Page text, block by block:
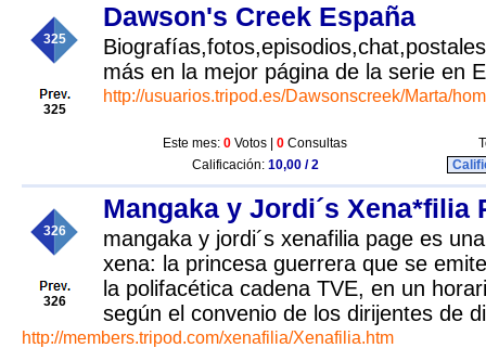
325
325
Dawson's Creek España
más en la mejor página de la serie en
http://usuarios.tripod.es/Dawsonscreek/Marta/
Este mes: 0 Votos | 0 Consultas
Calificación: 10,00 / 2
326
326
Mangaka y Jordi´s Xena*filia
mangaka y jordi´s xenafilia page es
xena: la princesa guerrera que se
la polifacética cadena TVE, en un
según el convenio de los dirijentes de
http://members.tripod.com/xenafilia/Xenafilia.htm